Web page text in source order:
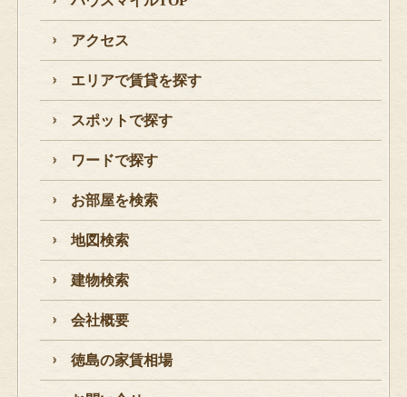
アクセス
エリアで賃貸を探す
スポットで探す
ワードで探す
お部屋を検索
地図検索
建物検索
会社概要
徳島の家賃相場